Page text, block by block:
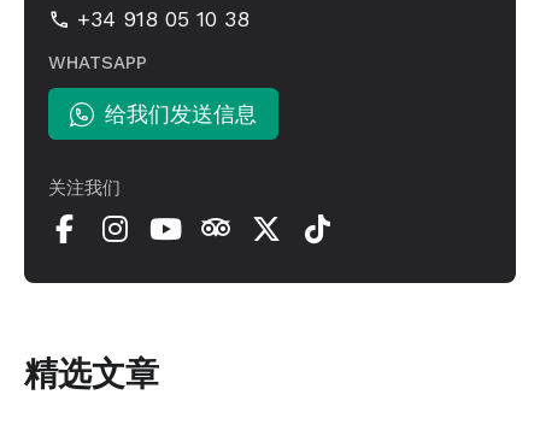
+34 918 05 10 38
WHATSAPP
给我们发送信息
关注我们
精选文章